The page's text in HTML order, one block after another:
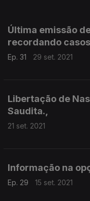
Última emissão
recordando
Ep. 31 29 set. 2021
Libertação de
Saudita.,
21 set. 2021
Informação na
Ep. 29 15 set. 2021